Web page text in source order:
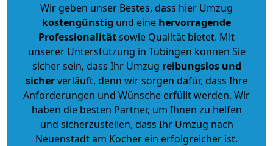
Wir geben unser Bestes, dass hier Umzug
kostengünstig und eine hervorragende
Professionalitätsowie Qualität bietet. Mit
unserer Unterstützung in Tübingen können Sie
sicher sein, dass Ihr Umzug reibungslos und
sicherverläuft, denn wir sorgen dafür, dass Ihre
Anforderungen und Wünsche erfüllt werden. Wir
haben die besten Partner, um Ihnen zu helfen
und sicherzustellen, dass Ihr Umzug nach
Neuenstadt am Kocher ein erfolgreicher ist.